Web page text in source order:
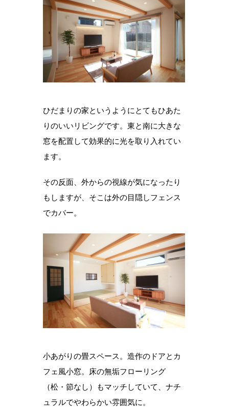
ひだまりの家というようにとてもひあた
りのいいリビングです。東と南に大きな
窓を配置して効果的に光を取り入れてい
ます。
その反面、外からの視線が気になったり
もしますが、そこは外の目隠しフェンス
でカバー。
小あがりの畳スペース。造作のドアとカ
フェ風小窓。床の無垢フローリング
（松・節なし）もマッチしていて、ナチ
ュラルでやわらかい雰囲気に。